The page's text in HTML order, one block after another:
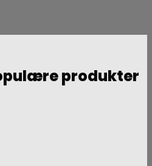
produkter